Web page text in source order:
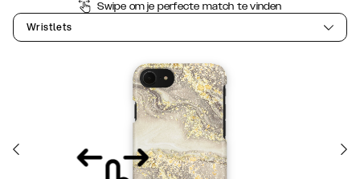
Swipe om je perfecte match te vinden
Wristlets